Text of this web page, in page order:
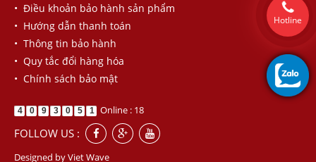
• Điều khoản bảo hành sản phẩm
• Hướng dẫn thanh toán
• Thông tin bảo hành
• Quy tắc đổi hàng hóa
• Chính sách bảo mật
4 0 9 3 0 5 1 Online : 18
FOLLOW US :
Designed byViet Wave
Hotline